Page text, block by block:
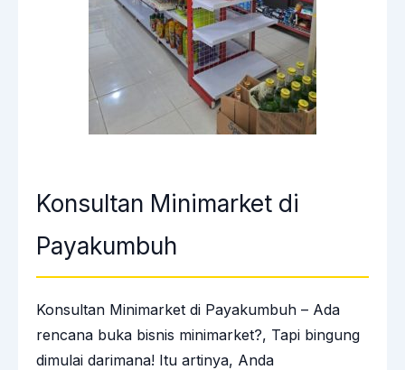
Konsultan Minimarket di
Payakumbuh
Konsultan Minimarket di Payakumbuh – Ada
rencana buka bisnis minimarket?, Tapi bingung
dimulai darimana! Itu artinya, Anda